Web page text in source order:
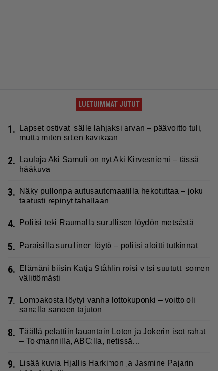
LUETUIMMAT JUTUT
1.
Lapset ostivat isälle lahjaksi arvan – päävoitto tuli,
mutta miten sitten kävikään
2.
Laulaja Aki Samuli on nyt Aki Kirvesniemi – tässä
hääkuva
3.
Näky pullonpalautusautomaatilla hekotuttaa – joku
taatusti repinyt tahallaan
4. Poliisi teki Raumalla surullisen löydön metsästä
5. Paraisilla surullinen löytö – poliisi aloitti tutkinnat
6.
Elämäni biisin Katja Ståhlin roisi vitsi suututti somen
välittömästi
7.
Lompakosta löytyi vanha lottokuponki – voitto oli
sanalla sanoen tajuton
8. Täällä pelattiin lauantain Loton ja Jokerin isot rahat
– Tokmannilla, ABC:lla, netissä…
9.
Lisää kuvia Hjallis Harkimon ja Jasmine Pajarin